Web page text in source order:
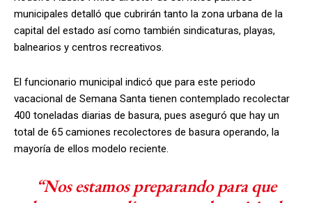
municipales detalló que cubrirán tanto la zona urbana de la
capital del estado así como también sindicaturas, playas,
balnearios y centros recreativos.
El funcionario municipal indicó que para este periodo
vacacional de Semana Santa tienen contemplado recolectar
400 toneladas diarias de basura, pues aseguró que hay un
total de 65 camiones recolectores de basura operando, la
mayoría de ellos modelo reciente.
“Nos estamos preparando para que